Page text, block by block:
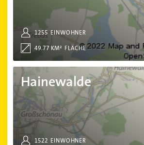
EINWOHNER
1255
FLÄCHE
49.77 KM²
Hainewalde
EINWOHNER
1522
Hainewalde